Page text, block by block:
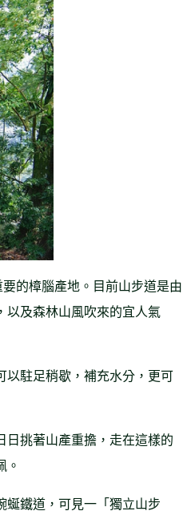
的樟腦產地。目前山步道是由
以及森林山風吹來的宜人氣
以駐足稍歇，補充水分，更可
挑著山產重擔，走在這樣的
。
鐵道，可見一「獨立山步